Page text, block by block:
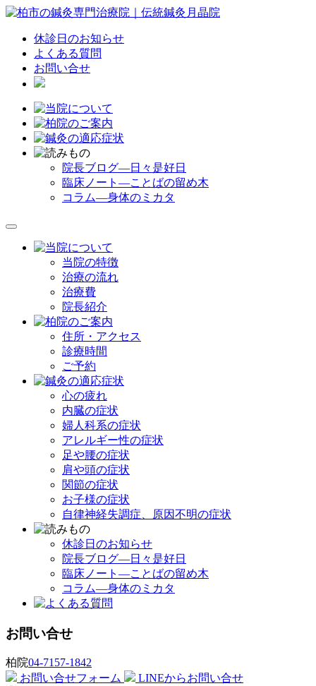
休診日のお知らせ
よくある質問
お問い合せ
院長ブログ―日々是好日
臨床ノート―ことばの留め木
コラム―身体のミカタ
当院の特徴
治療の流れ
治療費
院長紹介
住所・アクセス
診療時間
ご予約
心の疲れ
内臓の症状
婦人科系の症状
アレルギー性の症状
足や腰の症状
肩や頭の症状
関節の症状
お子様の症状
自律神経失調症、原因不明の症状
休診日のお知らせ
院長ブログ―日々是好日
臨床ノート―ことばの留め木
コラム―身体のミカタ
お問い合せ
柏院04-7157-1842
お問い合せフォーム
LINEからお問い合せ